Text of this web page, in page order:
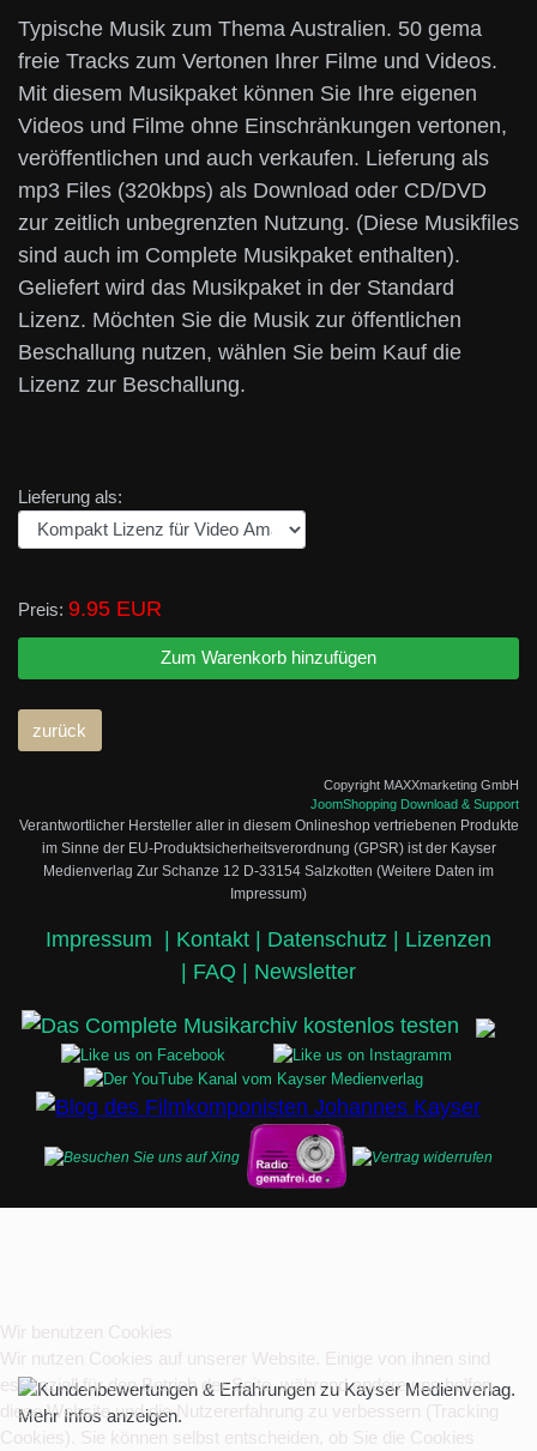
Typische Musik zum Thema Australien. 50 gema
freie Tracks zum Vertonen Ihrer Filme und Videos.
Mit diesem Musikpaket können Sie Ihre eigenen
Videos und Filme ohne Einschränkungen vertonen,
veröffentlichen und auch verkaufen. Lieferung als
mp3 Files (320kbps) als Download oder CD/DVD
zur zeitlich unbegrenzten Nutzung. (Diese Musikfiles
sind auch im Complete Musikpaket enthalten).
Geliefert wird das Musikpaket in der Standard
Lizenz. Möchten Sie die Musik zur öffentlichen
Beschallung nutzen, wählen Sie beim Kauf die
Lizenz zur Beschallung.
Lieferung als:
Preis: 9.95 EUR
Copyright MAXXmarketing GmbH
JoomShopping Download & Support
Verantwortlicher Hersteller aller in diesem Onlineshop vertriebenen Produkte
im Sinne der EU-Produktsicherheitsverordnung (GPSR) ist der Kayser
Medienverlag Zur Schanze 12 D-33154 Salzkotten (Weitere Daten im
Impressum)
Impressum Kontakt | Datenschutz | Lizenzen
FAQ | Newsletter
Wir benutzen Cookies
Wir nutzen Cookies auf unserer Website. Einige von ihnen sind
essenziell für den Betrieb der Seite, während andere uns helfen,
diese Website und die Nutzererfahrung zu verbessern (Tracking
Cookies). Sie können selbst entscheiden, ob Sie die Cookies